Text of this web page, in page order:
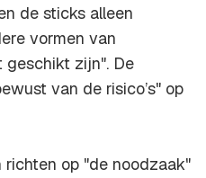
de sticks alleen
vormen van
geschikt zijn". De
van de risico’s" op
op "de noodzaak"